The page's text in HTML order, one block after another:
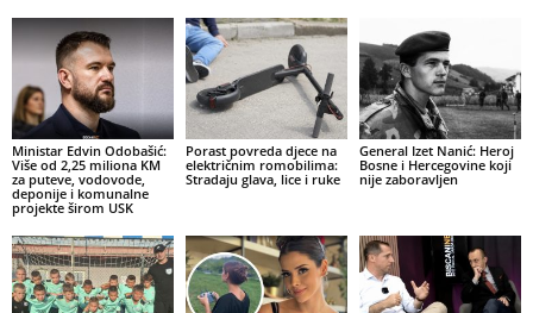
Ministar Edvin Odobašić:
Više od 2,25 miliona KM
za puteve, vodovode,
deponije i komunalne
projekte širom USK
Porast povreda djece na
električnim romobilima:
Stradaju glava, lice i ruke
General Izet Nanić: Heroj
Bosne i Hercegovine koji
nije zaboravljen